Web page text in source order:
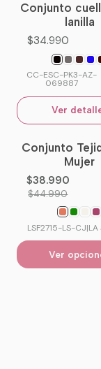
No disponible
Conjunto
lanilla
$34.990
CC-ESC-PK3-AZ-
069887
Ver
-13%OFF
Conjunto
Mujer
$38.990
$44.990
LSF2715-LS-CJ|LA
Ver